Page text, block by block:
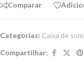
Comparar
Categorias: Caixa de som,
Compartilhar: